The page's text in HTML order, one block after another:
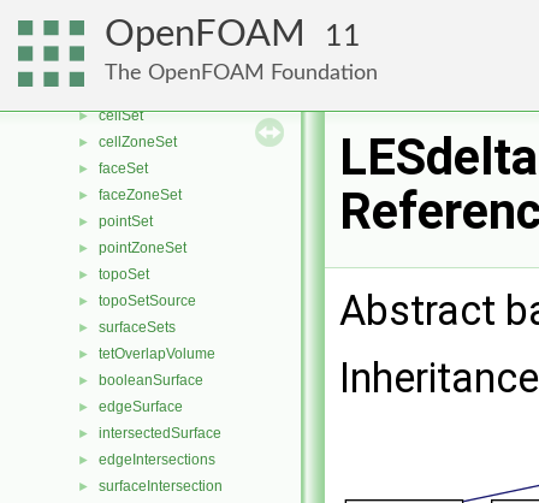
OpenFOAM 11
The OpenFOAM Foundation
► zoneToPoint
► setToPointZone
►
► cellSet
► cellZoneSet
► faceSet
► faceZoneSet
► pointSet
► pointZoneSet
► topoSet
► topoSetSource
► surfaceSets
► tetOverlapVolume
► booleanSurface
► edgeSurface
► intersectedSurface
► edgeIntersections
► surfaceIntersection
Abstract